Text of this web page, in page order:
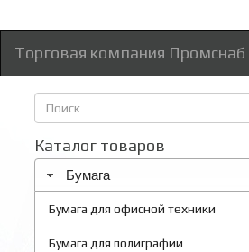
Торговая компания Промснаб
Форма
поиска
Каталог товаров
Бумага
Бумага для офисной техники
Бумага для полиграфии